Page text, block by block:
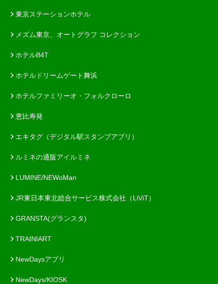
東京ステーションホテル
メズム東京、オートグラフ コレクション
ホテルB4T
ホテルドリームゲート舞浜
ホテルファミリーオ・フォルクローロ
恵比寿発
エキタグ（デジタル駅スタンプアプリ）
ルミネの通販アイルミネ
LUMINE/NEWoMan
JR東日本東北総合サービス株式会社（LiViT）
GRANSTA(グランスタ)
TRAINIART
NewDaysアプリ
NewDays/KIOSK